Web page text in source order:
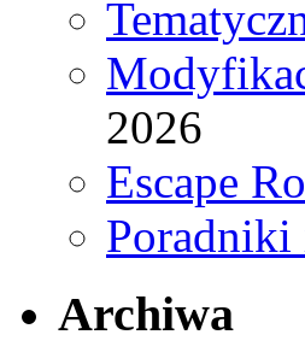
2026
Escape
Poradniki
Archiwa